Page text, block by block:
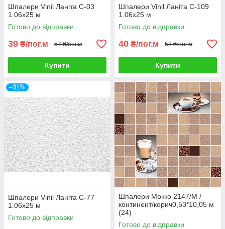
Шпалери Vinil Ланіта С-03
1.06х25 м
Готово до відправки
39 ₴/пог.м 57 ₴/пог.м
Купити
Шпалери Vinil Ланіта С-109
1.06х25 м
Готово до відправки
40 ₴/пог.м 58 ₴/пог.м
Купити
–31%
Шпалери Vinil Ланіта С-77
1.06х25 м
Готово до відправки
Шпалери Мокко 2147/М /
континент/корич0,53*10,05 м
(24)
Готово до відправки